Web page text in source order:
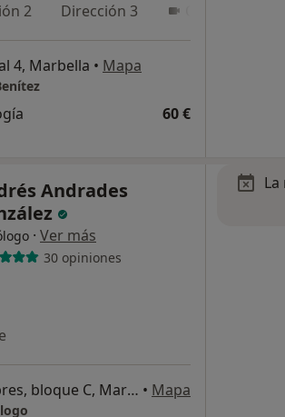
2 Dirección 3
4, Marbella • Mapa
60 €
Andrades
· Ver más
30 opiniones
Avenida de Las Cumbres, bloque C, Marbella • Mapa